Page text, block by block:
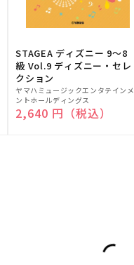
STAGEA ディズニー 9～8
級 Vol.9 ディズニー・セレ
クション
販
売
元:
ヤマハミュージックエンタテインメ
ントホールディングス
通常価格
2,640 円（税込）